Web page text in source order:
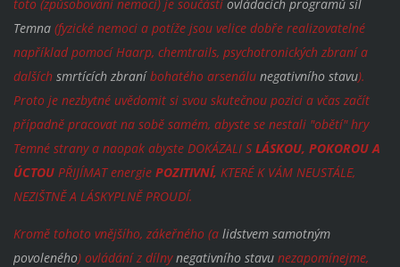
toto (způsobování nemocí) je součástíovládacích programů sil
Temna(fyzické nemoci a potíže jsou velice dobře realizovatelné
například pomocí Haarp, chemtrails, psychotronických zbraní a
dalších smrtících zbraníbohatého arsenálu negativního stavu).
Proto je nezbytné uvědomit si svou skutečnou pozici a včas začít
případně pracovat na sobě samém, abyste se nestali "obětí" hry
Temné strany a naopak abyste DOKÁZALI S LÁSKOU, POKOROU A
ÚCTOUPŘIJÍMAT energie POZITIVNÍ, KTERÉ K VÁM NEUSTÁLE,
NEZIŠTNĚ A LÁSKYPLNĚ PROUDÍ.
Kromě tohoto vnějšího, zákeřného (a lidstvem samotným
povoleného) ovládání z dílnynegativního stavunezapomínejme,